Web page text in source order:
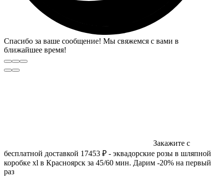
Спасибо за ваше сообщение! Мы свяжемся с вами в
ближайшее время!
Закажите с
бесплатной доставкой 17453 ₽ - эквадорские розы в шляпной
коробке xl в Красноярск за 45/60 мин. Дарим -20% на первый
раз